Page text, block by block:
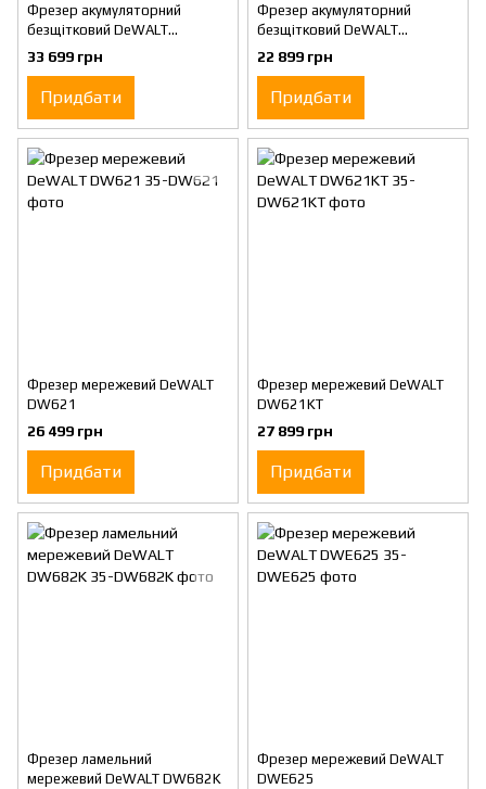
Фрезер акумуляторний
безщітковий DeWALT
DCW620NT
33 699 грн
Придбати
Фрезер акумуляторний
безщітковий DeWALT
DCW682NT
22 899 грн
Придбати
Фрезер мережевий DeWALT
DW621
26 499 грн
Придбати
Фрезер мережевий DeWALT
DW621KT
27 899 грн
Придбати
Фрезер ламельний
мережевий DeWALT DW682K
Фрезер мережевий DeWALT
DWE625